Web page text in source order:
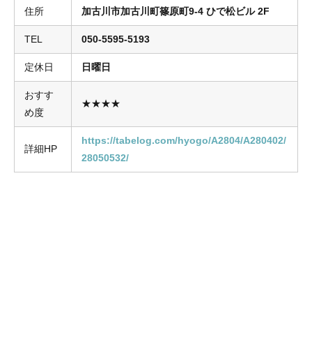
住所 加古川市加古川町篠原町9-4 ひで松ビル 2F
TEL 050-5595-5193
定休日 日曜日
おすす
め度
★★★★
詳細HP
https://tabelog.com/hyogo/A2804/A280402/
28050532/